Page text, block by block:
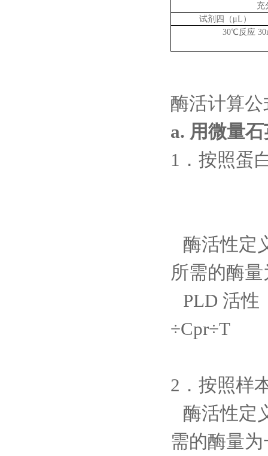
充
试剂四（ μL）
30℃反应
酶活计算公
a. 用微量
1．按照蛋
酶活性定
所需的酶
PLD 活性
÷Cpr÷T
2．按照样
酶活性定
需的酶量